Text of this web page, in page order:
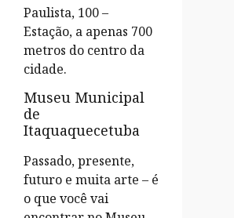
Paulista, 100 –
Estação, a apenas 700
metros do centro da
cidade.
Museu Municipal
de
Itaquaquecetuba
Passado, presente,
futuro e muita arte – é
o que você vai